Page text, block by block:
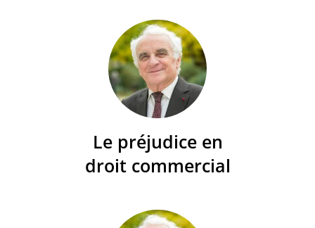
Le préjudice en
droit commercial